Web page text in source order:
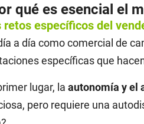
qué es esencial el
retos específicos del
a día como comercial de
específicas que
lugar, la autonomía y el
pero requiere una